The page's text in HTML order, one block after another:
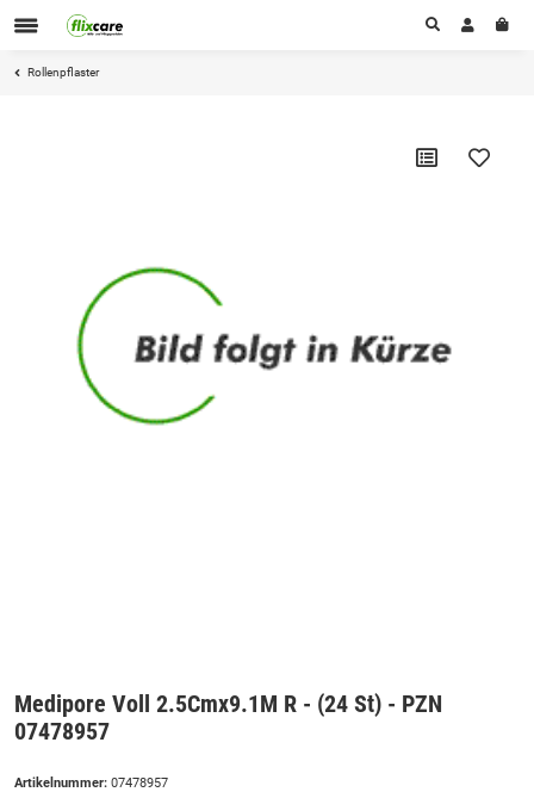
Rollenpflaster
Medipore Voll 2.5Cmx9.1M R - (24 St) - PZN
07478957
Artikelnummer: 07478957